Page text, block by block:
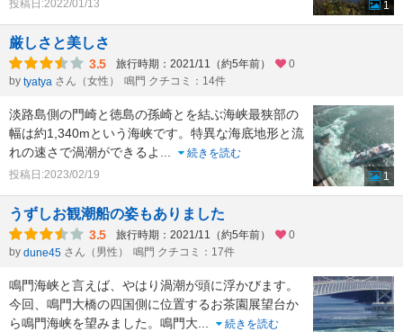
投稿日:2022/01/13
1
厳しさと美しさ
3.5 旅行時期：2021/11（約5年前）
0
by tyatya さん（女性） 鳴門 クチコミ：14件
淡路島側の門崎と徳島の孫崎とを結ぶ海峡最狭部の
幅は約1,340mという海峡です。特異な海底地形と流
れの速さで渦潮ができるよ ...
続きを読む
投稿日:2023/02/19
1
うずしお観潮船の姿もありました
3.5 旅行時期：2021/11（約5年前）
0
by dune45 さん（男性） 鳴門 クチコミ：17件
鳴門海峡と言えば、やはり渦潮が頭に浮かびます。
今回、鳴門大橋の四国側に位置するお茶園展望台か
ら鳴門海峡を望みました。鳴門大...
続きを読む